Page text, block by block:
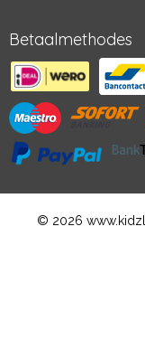
Betaalmethodes
© 2026